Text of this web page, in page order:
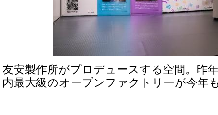
友安製作所がプロデュースする空間。昨
内最大級のオープンファクトリーが今年